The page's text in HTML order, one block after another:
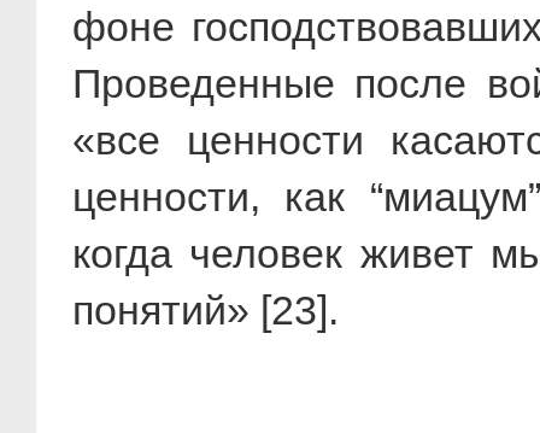
фоне
Проведенные после
«все ценности
ценности, как
когда человек живет
понятий» [23].